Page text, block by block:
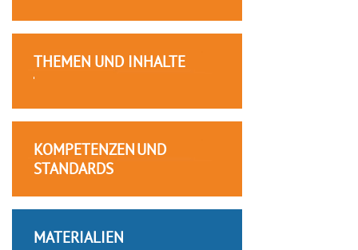
THEMEN UND INHALTE
KOMPETENZEN UND
STANDARDS
MATERIALIEN